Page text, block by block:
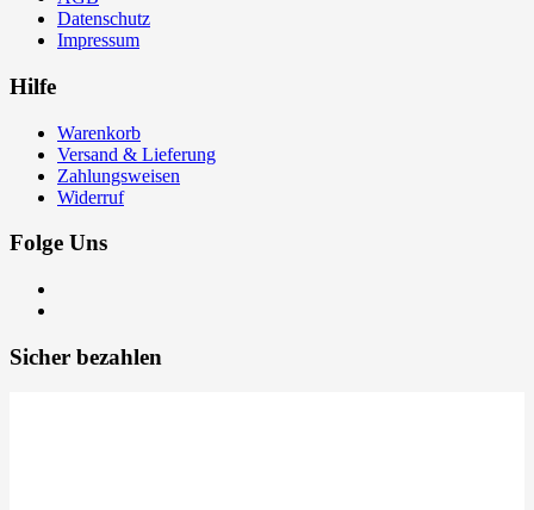
Datenschutz
Impressum
Hilfe
Warenkorb
Versand & Lieferung
Zahlungsweisen
Widerruf
Folge Uns
Sicher bezahlen